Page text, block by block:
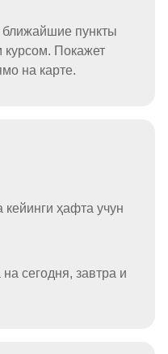
пункты
Покажет
на карте.
ҳафта учун
сегодня, завтра и